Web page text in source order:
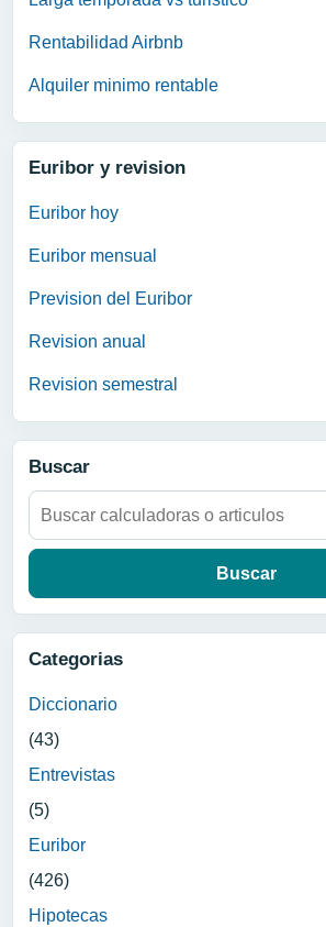
Rentabilidad Airbnb
Alquiler minimo rentable
Euribor y revision
Euribor hoy
Euribor mensual
Prevision del Euribor
Revision anual
Revision semestral
Buscar
Buscar:
Categorias
Diccionario
(43)
Entrevistas
(5)
Euribor
(426)
Hipotecas